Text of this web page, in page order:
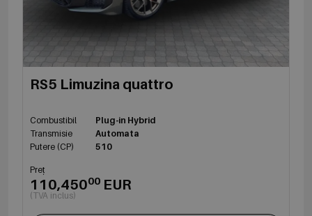
RS5 Limuzina quattro
Combustibil
Plug-in Hybrid
Transmisie
Automata
Putere (CP)
510
Preț
110,45000 EUR
(TVA inclus)